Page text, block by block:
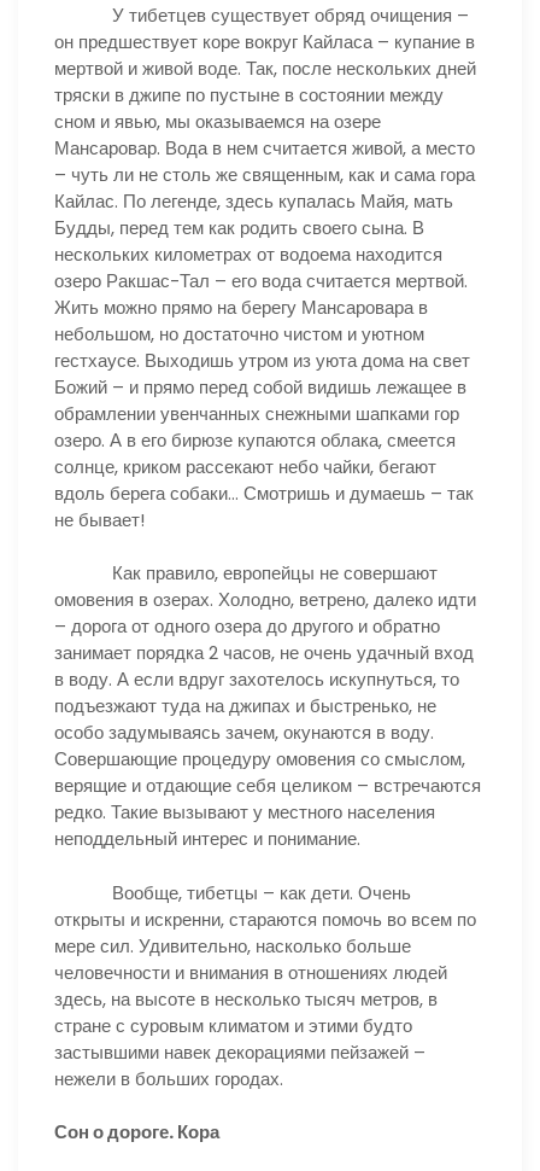
У тибетцев существует обряд очищения –
он предшествует коре вокруг Кайласа – купание в
мертвой и живой воде. Так, после нескольких дней
тряски в джипе по пустыне в состоянии между
сном и явью, мы оказываемся на озере
Мансаровар. Вода в нем считается живой, а место
– чуть ли не столь же священным, как и сама гора
Кайлас. По легенде, здесь купалась Майя, мать
Будды, перед тем как родить своего сына. В
нескольких километрах от водоема находится
озеро Ракшас-Тал – его вода считается мертвой.
Жить можно прямо на берегу Мансаровара в
небольшом, но достаточно чистом и уютном
гестхаусе. Выходишь утром из уюта дома на свет
Божий – и прямо перед собой видишь лежащее в
обрамлении увенчанных снежными шапками гор
озеро. А в его бирюзе купаются облака, смеется
солнце, криком рассекают небо чайки, бегают
вдоль берега собаки… Смотришь и думаешь – так
не бывает!
Как правило, европейцы не совершают
омовения в озерах. Холодно, ветрено, далеко идти
– дорога от одного озера до другого и обратно
занимает порядка 2 часов, не очень удачный вход
в воду. А если вдруг захотелось искупнуться, то
подъезжают туда на джипах и быстренько, не
особо задумываясь зачем, окунаются в воду.
Совершающие процедуру омовения со смыслом,
верящие и отдающие себя целиком – встречаются
редко. Такие вызывают у местного населения
неподдельный интерес и понимание.
Вообще, тибетцы – как дети. Очень
открыты и искренни, стараются помочь во всем по
мере сил. Удивительно, насколько больше
человечности и внимания в отношениях людей
здесь, на высоте в несколько тысяч метров, в
стране с суровым климатом и этими будто
застывшими навек декорациями пейзажей –
нежели в больших городах.
Сон о дороге. Кора